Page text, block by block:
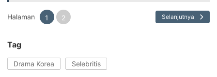
Halaman 1 2 Selanjutnya
Tag
Drama Korea Selebritis